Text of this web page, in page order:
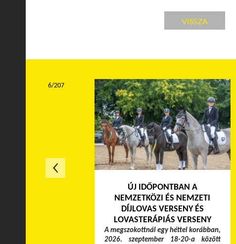
VISSZA
ÚJ IDŐPONTBAN A
NEMZETKÖZI ÉS NEMZETI
DÍJLOVAS VERSENY ÉS
LOVASTERÁPIÁS VERSENY
A megszokottnál egy héttel korábban,
2026. szeptember 18-20-a között
6/207